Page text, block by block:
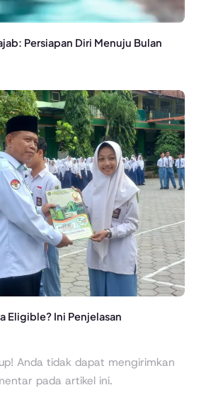
Persiapan Diri Menuju Bulan
Eligible? Ini Penjelasan
Anda tidak dapat mengirimkan
pada artikel ini.